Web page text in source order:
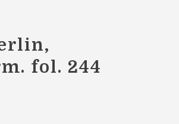
fol. 244